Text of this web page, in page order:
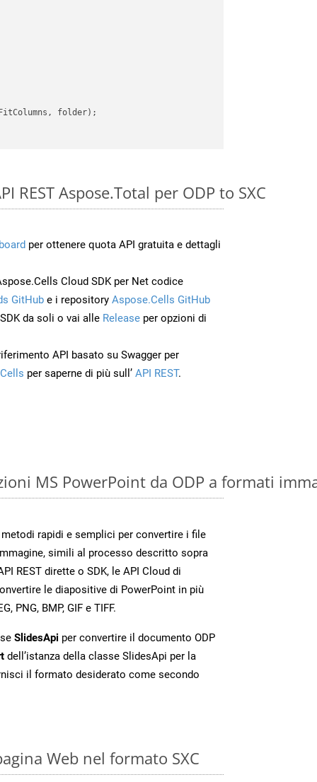
folder);
REST Aspose.Total per ODP to SXC
per ottenere quota API gratuita e dettagli
Cloud SDK per Net codice
GitHub e i repository Aspose.Cells GitHub
da soli o vai alle Release per opzioni di
API basato su Swagger per
per saperne di più sull’ API REST.
MS PowerPoint da ODP a formati
rapidi e semplici per convertire i file
simili al processo descritto sopra
REST dirette o SDK, le API Cloud di
le diapositive di PowerPoint in più
PNG, BMP, GIF e TIFF.
SlidesApi per convertire il documento ODP
dell’istanza della classe SlidesApi per la
il formato desiderato come secondo
Web nel formato SXC